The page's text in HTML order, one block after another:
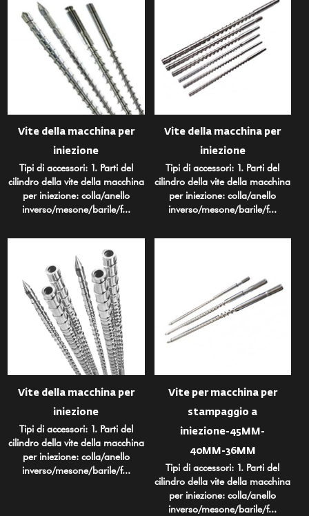
Vite della macchina per
iniezione
Tipi di accessori: 1. Parti del
cilindro della vite della macchina
per iniezione: colla/anello
inverso/mesone/barile/f...
Vite della macchina per
iniezione
Tipi di accessori: 1. Parti del
cilindro della vite della macchina
per iniezione: colla/anello
inverso/mesone/barile/f...
Vite della macchina per
iniezione
Tipi di accessori: 1. Parti del
cilindro della vite della macchina
per iniezione: colla/anello
inverso/mesone/barile/f...
Vite per macchina per
stampaggio a
iniezione-45MM-
40MM-36MM
Tipi di accessori: 1. Parti del
cilindro della vite della macchina
per iniezione: colla/anello
inverso/mesone/barile/f...